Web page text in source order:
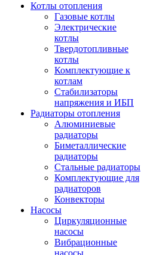
Котлы отопления
Газовые котлы
Электрические
котлы
Твердотопливные
котлы
Комплектующие к
котлам
Стабилизаторы
напряжения и ИБП
Радиаторы отопления
Алюминиевые
радиаторы
Биметаллические
радиаторы
Стальные радиаторы
Комплектующие для
радиаторов
Конвекторы
Насосы
Циркуляционные
насосы
Вибрационные
насосы